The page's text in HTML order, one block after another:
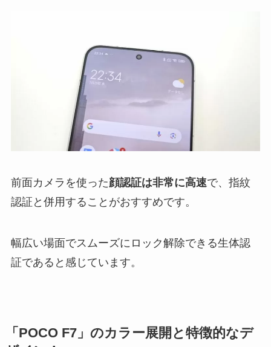
前面カメラを使った顔認証は非常に高速で、指紋
認証と併用することがおすすめです。
幅広い場面でスムーズにロック解除できる生体認
証であると感じています。
「POCO F7」のカラー展開と特徴的なデ